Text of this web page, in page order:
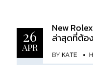
26
APR
New
ล่าสุดที่ต้อ
BYKATE